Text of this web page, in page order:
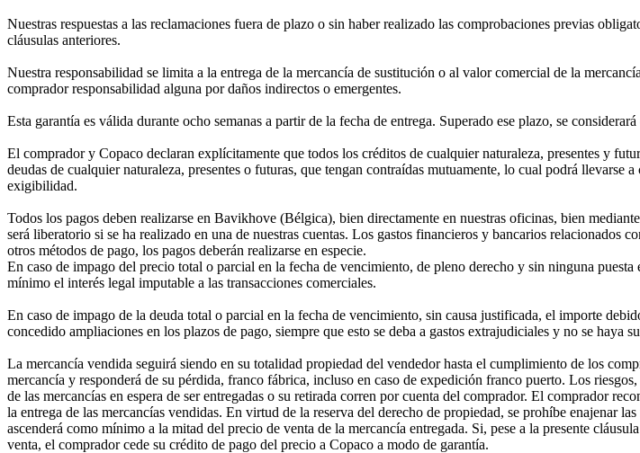
Nuestras respuestas a las reclamaciones fuera de plazo o sin haber realizado las comprobaciones previas
cláusulas anteriores.
Nuestra responsabilidad se limita a la entrega de la mercancía de sustitución o al valor comercial de la
comprador responsabilidad alguna por daños indirectos o emergentes.
Esta garantía es válida durante ocho semanas a partir de la fecha de entrega. Superado ese plazo, se
El comprador y Copaco declaran explícitamente que todos los créditos de cualquier naturaleza, presentes y
deudas de cualquier naturaleza, presentes o futuras, que tengan contraídas mutuamente, lo cual podrá
exigibilidad.
Todos los pagos deben realizarse en Bavikhove (Bélgica), bien directamente en nuestras oficinas, bien
será liberatorio si se ha realizado en una de nuestras cuentas. Los gastos financieros y bancarios relacionados
otros métodos de pago, los pagos deberán realizarse en especie.
En caso de impago del precio total o parcial en la fecha de vencimiento, de pleno derecho y sin ninguna
mínimo el interés legal imputable a las transacciones comerciales.
En caso de impago de la deuda total o parcial en la fecha de vencimiento, sin causa justificada, el importe
concedido ampliaciones en los plazos de pago, siempre que esto se deba a gastos extrajudiciales y no se haya
La mercancía vendida seguirá siendo en su totalidad propiedad del vendedor hasta el cumplimiento de los
mercancía y responderá de su pérdida, franco fábrica, incluso en caso de expedición franco puerto. Los
de las mercancías en espera de ser entregadas o su retirada corren por cuenta del comprador. El comprador
la entrega de las mercancías vendidas. En virtud de la reserva del derecho de propiedad, se prohíbe enajenar
ascenderá como mínimo a la mitad del precio de venta de la mercancía entregada. Si, pese a la presente
venta, el comprador cede su crédito de pago del precio a Copaco a modo de garantía.